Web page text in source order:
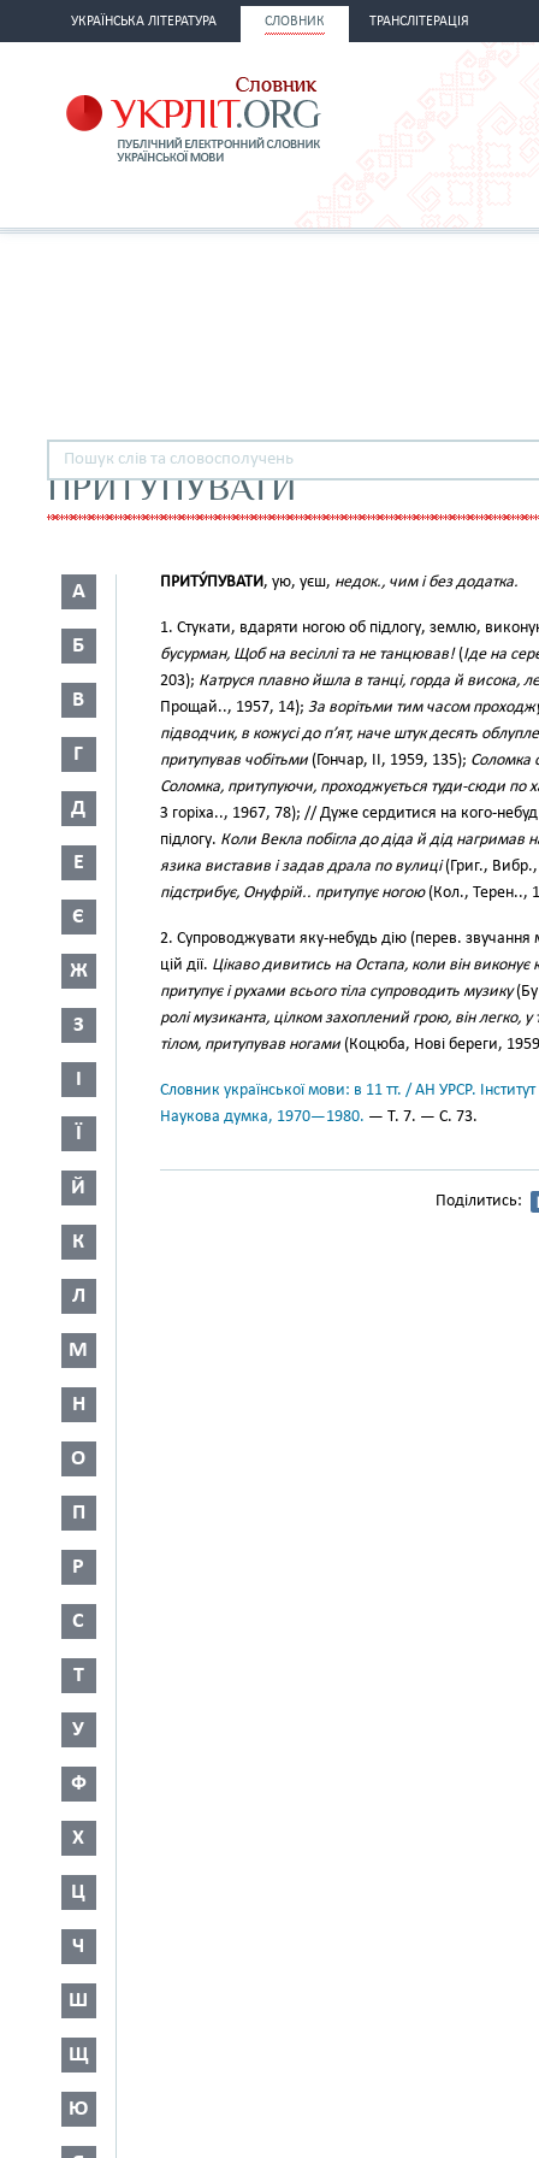
УКРАЇНСЬКА ЛІТЕРАТУРА СЛОВНИК ТРАНСЛІТЕРАЦІЯ
ПРИТУПУВАТИ
А
Б
В
Г
Д
Е
Є
Ж
З
І
Ї
Й
К
Л
М
Н
О
П
Р
С
Т
У
Ф
Х
Ц
Ч
Ш
Щ
Ю
ПРИТУ́ПУВАТИ, ую, уєш, недок., чим і без додатка.
1. Стукати, вдаряти ногою об підлогу, землю,
бусурман, Щоб на весіллі та не танцював!(Іде на
203); Катруся плавно йшла в танці, горда й висока,
Прощай.., 1957, 14); За ворітьми тим часом
підводчик, в кожусі до п’ят, наче штук десять
притупував чобітьми (Гончар, II, 1959, 135); Соломка
Соломка, притупуючи, проходжується туди-сюди по
З горіха.., 1967, 78); // Дуже сердитися на кого-
підлогу. Коли Векла побігла до діда й дід нагримав
язика виставив і задав драла по вулиці(Григ.,
підстрибує, Онуфрій.. притупує ногою(Кол., Терен..,
2. Супроводжувати яку-небудь дію (перев. звучання
цій дії. Цікаво дивитись на Остапа, коли він виконує
притупує і рухами всього тіла супроводить музику
ролі музиканта, цілком захоплений грою, він легко,
тілом, притупував ногами (Коцюба, Нові береги,
Словник української мови: в 11 тт. / АН УРСР.
Наукова думка, 1970—1980. — Т. 7. — С. 73.
Поділитись: